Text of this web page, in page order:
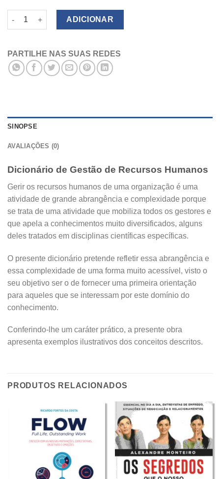
Quantidade de Dicionário de Gestão de Recursos Humanos
ADICIONAR
PARTILHE NAS SUAS REDES
SINOPSE
AVALIAÇÕES (0)
Dicionário de Gestão de Recursos Humanos
Gerir os recursos humanos de uma organização é uma
atividade de grande abrangência e complexidade porque
se trata de uma atividade que mobiliza todos os gestores e
que apela a conhecimentos muito diversificados, alguns
deles tratados em disciplinas científicas específicas.
O presente dicionário pretende refletir essa abrangência e
essa complexidade de uma forma muito acessível, visto o
seu objetivo ser o de fornecer uma primeira orientação
para aqueles que se interessam por este domínio do
conhecimento.
Conferindo-lhe um caráter prático, a presente obra
apresenta exemplos ilustrativos dos conceitos descritos.
PRODUTOS RELACIONADOS